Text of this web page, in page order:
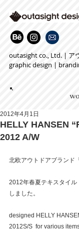
outasight co., Ltd. | ア
graphic design |
HELLY HANSEN
2012 A/W
2012年4月1日
北欧アウトドアブランド
2012年春夏テキスタイル
しました。
designed HELLY
2012S/S  for various